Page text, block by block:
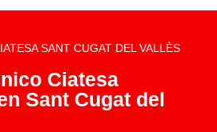
SANT CUGAT DEL VALLÈS
Ciatesa
Sant Cugat del